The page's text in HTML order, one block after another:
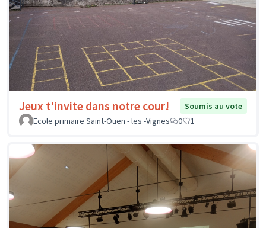
Jeux t'invite dans notre cour!
Soumis au vote
Ecole primaire Saint-Ouen - les -Vignes
0 1